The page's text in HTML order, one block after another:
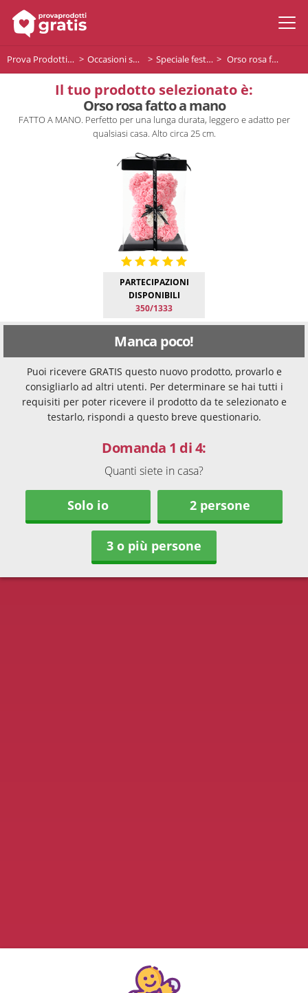
Prova Prodotti Gratis Occasioni speciali Speciale festa della donna Orso rosa fatto a mano
Il tuo prodotto selezionato è:
Orso rosa fatto a mano
FATTO A MANO. Perfetto per una lunga durata, leggero e adatto per
qualsiasi casa. Alto circa 25 cm.
PARTECIPAZIONI
DISPONIBILI
350/1333
Manca poco!
Puoi ricevere GRATIS questo nuovo prodotto, provarlo e
consigliarlo ad altri utenti. Per determinare se hai tutti i
requisiti per poter ricevere il prodotto da te selezionato e
testarlo, rispondi a questo breve questionario.
Domanda 1 di 4:
Quanti siete in casa?
Solo io 2 persone
3 o più persone